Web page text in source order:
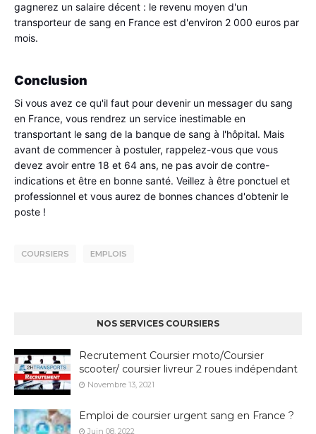
gagnerez un salaire décent : le revenu moyen d'un
transporteur de sang en France est d'environ 2 000 euros par
mois.
Conclusion
Si vous avez ce qu'il faut pour devenir un messager du sang
en France, vous rendrez un service inestimable en
transportant le sang de la banque de sang à l'hôpital. Mais
avant de commencer à postuler, rappelez-vous que vous
devez avoir entre 18 et 64 ans, ne pas avoir de contre-
indications et être en bonne santé. Veillez à être ponctuel et
professionnel et vous aurez de bonnes chances d'obtenir le
poste !
COURSIERS EMPLOIS
NOS SERVICES COURSIERS
Recrutement Coursier moto/Coursier
scooter/ coursier livreur 2 roues indépendant
Novembre 13, 2021
Emploi de coursier urgent sang en France ?
Juin 08, 2022